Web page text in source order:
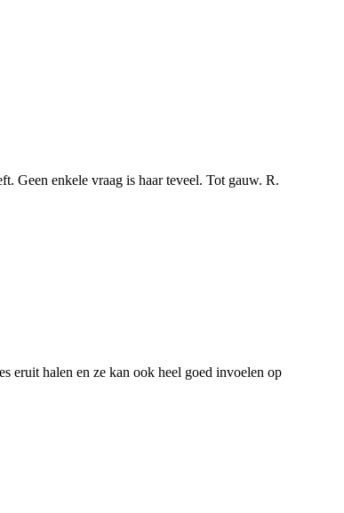
Geen enkele vraag is haar teveel. Tot gauw. R.
eruit halen en ze kan ook heel goed invoelen op